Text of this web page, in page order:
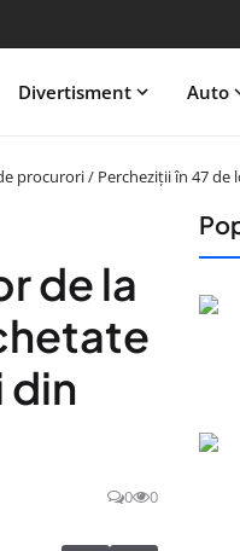
Divertisment Auto
procurori / Percheziții în 47 de
de la
din
0 0